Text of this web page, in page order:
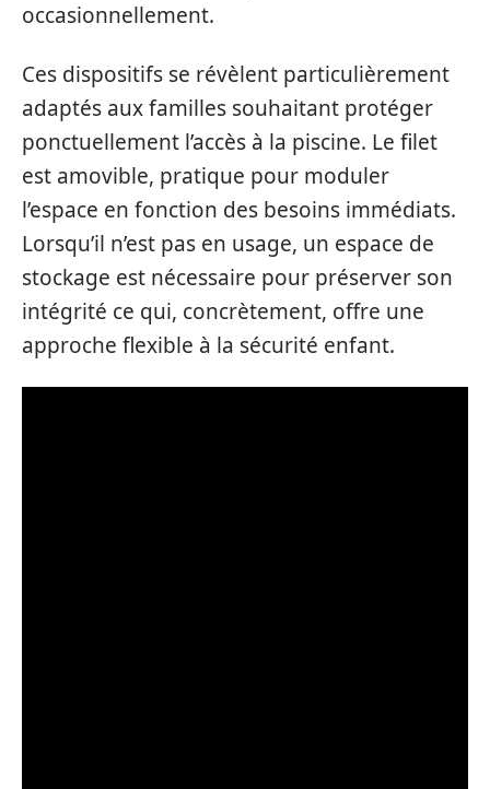
occasionnellement.
Ces dispositifs se révèlent particulièrement
adaptés aux familles souhaitant protéger
ponctuellement l’accès à la piscine. Le filet
est amovible, pratique pour moduler
l’espace en fonction des besoins immédiats.
Lorsqu’il n’est pas en usage, un espace de
stockage est nécessaire pour préserver son
intégrité ce qui, concrètement, offre une
approche flexible à la sécurité enfant.